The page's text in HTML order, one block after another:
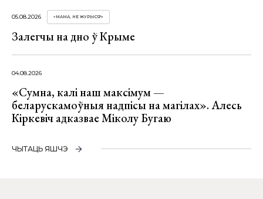
05.08.2026 «МАМА, НЕ ЖУРЫСЯ!»
Залегчы на дно ў Крыме
04.08.2026
«Сумна, калі наш максімум —
беларускамоўныя надпісы на магілах». Алесь
Кіркевіч адказвае Міколу Бугаю
ЧЫТАЦЬ ЯШЧЭ